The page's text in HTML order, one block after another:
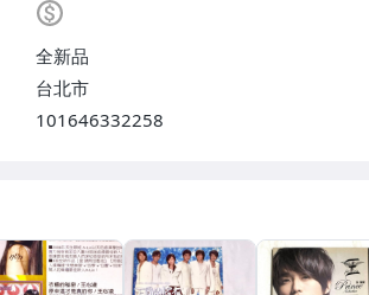
全新品
台北市
101646332258